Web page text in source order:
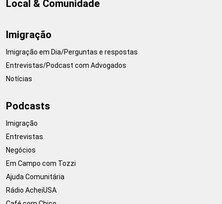
Local & Comunidade
Imigração
Imigração em Dia/Perguntas e respostas
Entrevistas/Podcast com Advogados
Notícias
Podcasts
Imigração
Entrevistas
Negócios
Em Campo com Tozzi
Ajuda Comunitária
Rádio AcheiUSA